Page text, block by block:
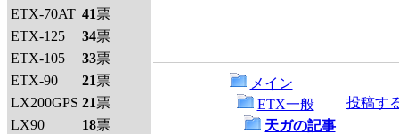
ETX-70AT 41票
ETX-125
34票
ETX-105
33票
ETX-90
21票
LX200GPS 21票
LX90
18票
メイン
ETX一般
天ガの記事
投稿す